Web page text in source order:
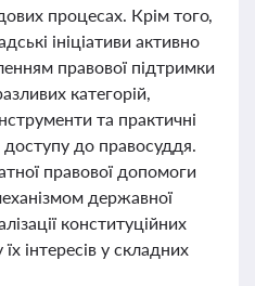
процесах. Крім того,
ініціативи активно
правової підтримки
категорій,
та практичні
до правосуддя.
правової допомоги
державної
конституційних
інтересів у складних